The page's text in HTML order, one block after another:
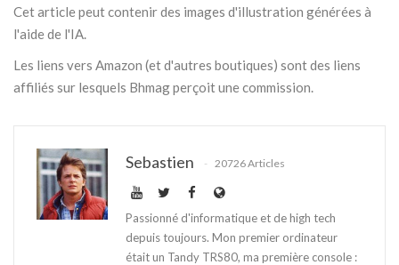
Cet article peut contenir des images d'illustration générées à
l'aide de l'IA.
Les liens vers Amazon (et d'autres boutiques) sont des liens
affiliés sur lesquels Bhmag perçoit une commission.
Sebastien 20726 Articles
Passionné d'informatique et de high tech
depuis toujours. Mon premier ordinateur
était un Tandy TRS80, ma première console :